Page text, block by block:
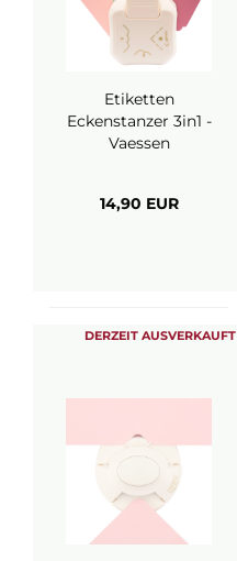
Etiketten
Eckenstanzer 3in1 -
Vaessen
14,90 EUR
DERZEIT AUSVERKAUFT